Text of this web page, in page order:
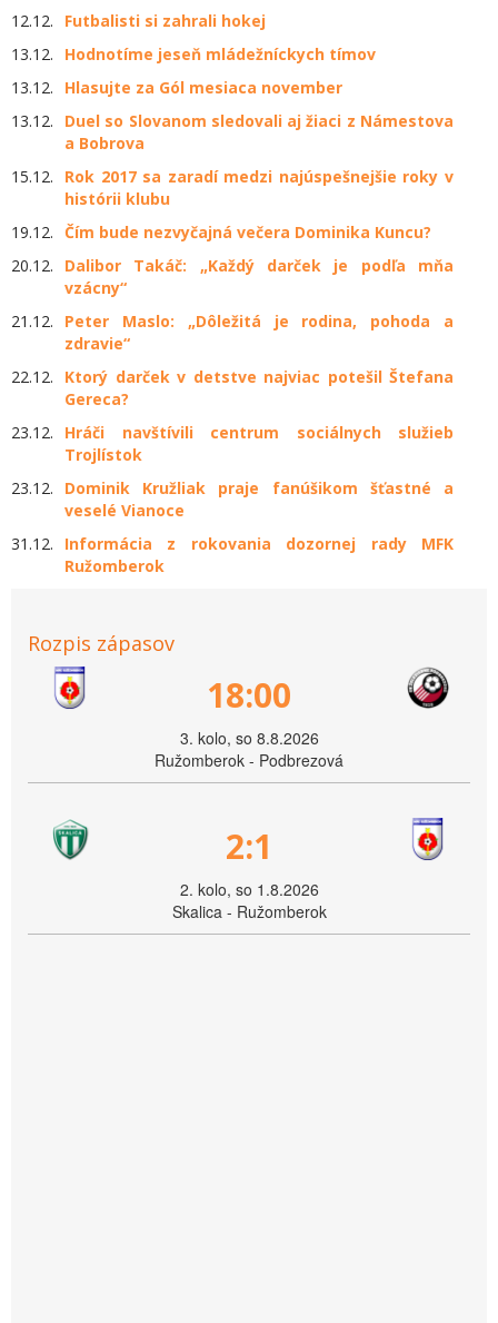
12.12.
Futbalisti si zahrali hokej
13.12.
Hodnotíme jeseň mládežníckych tímov
13.12.
Hlasujte za Gól mesiaca november
13.12.
Duel so Slovanom sledovali aj žiaci z Námestova
a Bobrova
15.12.
Rok 2017 sa zaradí medzi najúspešnejšie roky v
histórii klubu
19.12. Čím bude nezvyčajná večera Dominika Kuncu?
20.12.
Dalibor Takáč: „Každý darček je podľa mňa
vzácny“
21.12.
Peter Maslo: „Dôležitá je rodina, pohoda a
zdravie“
22.12.
Ktorý darček v detstve najviac potešil Štefana
Gereca?
23.12.
Hráči navštívili centrum sociálnych služieb
Trojlístok
23.12.
Dominik Kružliak praje fanúšikom šťastné a
veselé Vianoce
31.12.
Informácia z rokovania dozornej rady MFK
Ružomberok
Rozpis zápasov
18:00
3. kolo, so 8.8.2026
Ružomberok - Podbrezová
2:1
2. kolo, so 1.8.2026
Skalica - Ružomberok